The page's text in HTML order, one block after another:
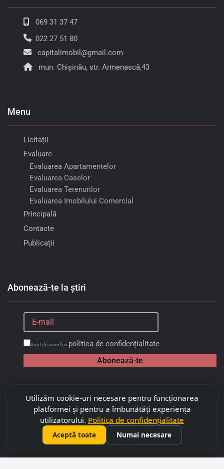
Utilizăm cookie-uri necesare pentru funcționarea
platformei și pentru a îmbunătăți experiența
utilizatorului. Politica de confidențialitate
Aceptă toate Numai necesare
069 31 37 47
022 27 51 80
capitalimobil@gmail.com
mun. Chișinău, str. Armenască,43
Menu
Licitații
Evaluare
Evaluarea Apartamentelor
Evaluarea Caselor
Evaluarea Terenurilor
Evaluarea Imobilului Comercial
Principală
Contacte
Publicații
Abonează-te la știri
Sunt de acord cu politica de confidențialitate
Abonează-te
Copyright "Capitalimobil" SRL